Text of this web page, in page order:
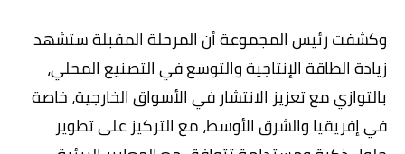
وكشفت رئيس المجموعة أن المرحلة المقبلة ستشهد
زيادة الطاقة الإنتاجية والتوسع في التصنيع المحلي،
بالتوازي مع تعزيز الانتشار في الأسواق الخارجية، خاصة
في إفريقيا والشرق الأوسط، مع التركيز على تطوير